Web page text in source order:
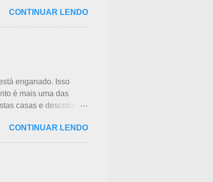
vou mostrar em
e em apenas 3
Suas folhas largas e
comestíveis,
CONTINUAR LENDO
enganado. Isso
é mais uma das
casas e descobri
visto em Arashiyama,
消火用, ou Shōka-yō,
iniciais de
associação de
opinião -
CONTINUAR LENDO